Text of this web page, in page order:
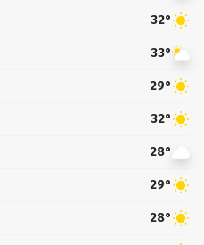
32°
33°
29°
32°
28°
29°
28°